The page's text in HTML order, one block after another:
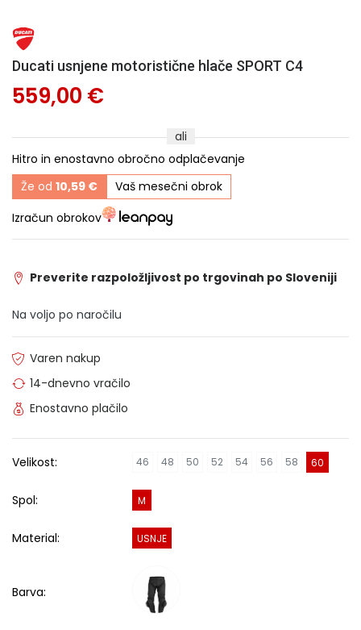
Ducati usnjene motoristične hlače SPORT C4
559,00 €
ali
Hitro in enostavno obročno odplačevanje
Že od 10,59 €
Vaš mesečni obrok
Izračun obrokov
Preverite razpoložljivost po trgovinah po Sloveniji
Na voljo po naročilu
Varen nakup
14-dnevno vračilo
Enostavno plačilo
Velikost: 46 48 50 52 54 56 58 60
Spol: M
Material: USNJE
Barva: